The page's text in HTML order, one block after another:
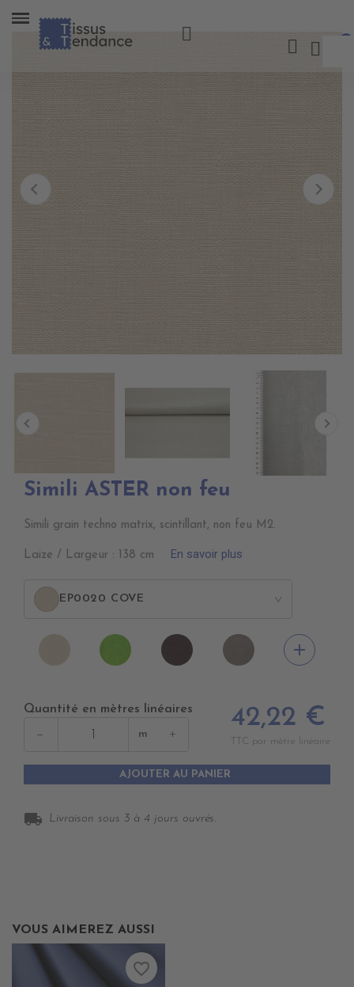
Simili ASTER non feu
Simili grain techno matrix, scintillant, non feu M2.
Laize / Largeur : 138 cm En savoir plus
EP0020 COVE >
EP0020
COVE
EP0100
GREEN
EP0060
BROWN
EP0030
SYLVER add
Quantité en mètres linéaires
− m +
42,22 €
TTC par mètre linéaire
AJOUTER AU PANIER
local_shipping Livraison sous 3 à 4 jours ouvrés.
VOUS AIMEREZ AUSSI
favorite_border